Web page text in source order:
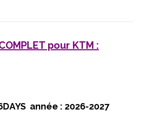
pour KTM :
année : 2026-2027